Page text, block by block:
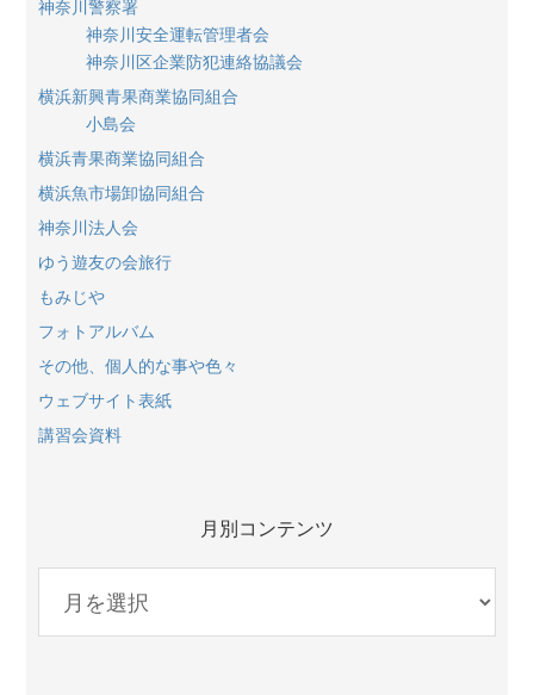
神奈川警察署
神奈川安全運転管理者会
神奈川区企業防犯連絡協議会
横浜新興青果商業協同組合
小島会
横浜青果商業協同組合
横浜魚市場卸協同組合
神奈川法人会
ゆう遊友の会旅行
もみじや
フォトアルバム
その他、個人的な事や色々
ウェブサイト表紙
講習会資料
月別コンテンツ
コ